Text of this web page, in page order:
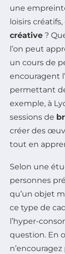
une
loisirs
créative ?
l’on peut
un cours de
encouragent
permettant
exemple, à
sessions de
créer des
tout en
Selon une
personnes
qu’un objet
ce type de
l’hyper-
question. En